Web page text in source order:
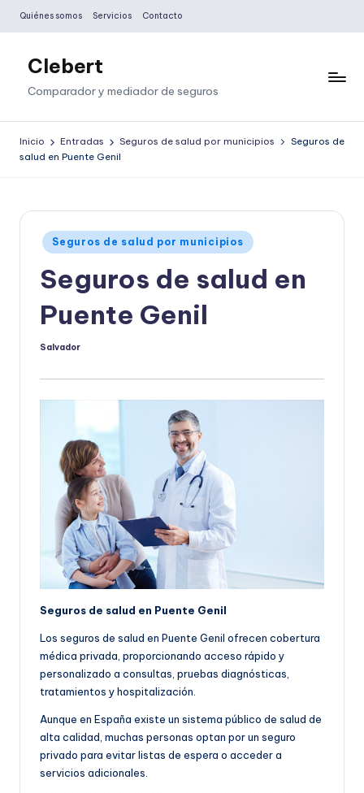
Saltar
contenido
Quiénes somos Servicios Contacto
Clebert
Comparador y mediador de seguros
Inicio Entradas Seguros de salud por municipios
Seguros de
salud en Puente Genil
Publicado
en
Seguros de salud por municipios
Seguros de salud en
Puente Genil
Publicado
Salvador
Seguros de salud en Puente Genil
Los seguros de salud en Puente Genil ofrecen cobertura
médica privada, proporcionando acceso rápido y
personalizado a consultas, pruebas diagnósticas,
tratamientos y hospitalización.
Aunque en España existe un sistema público de salud de
alta calidad, muchas personas optan por un seguro
privado para evitar listas de espera o acceder a
servicios adicionales.